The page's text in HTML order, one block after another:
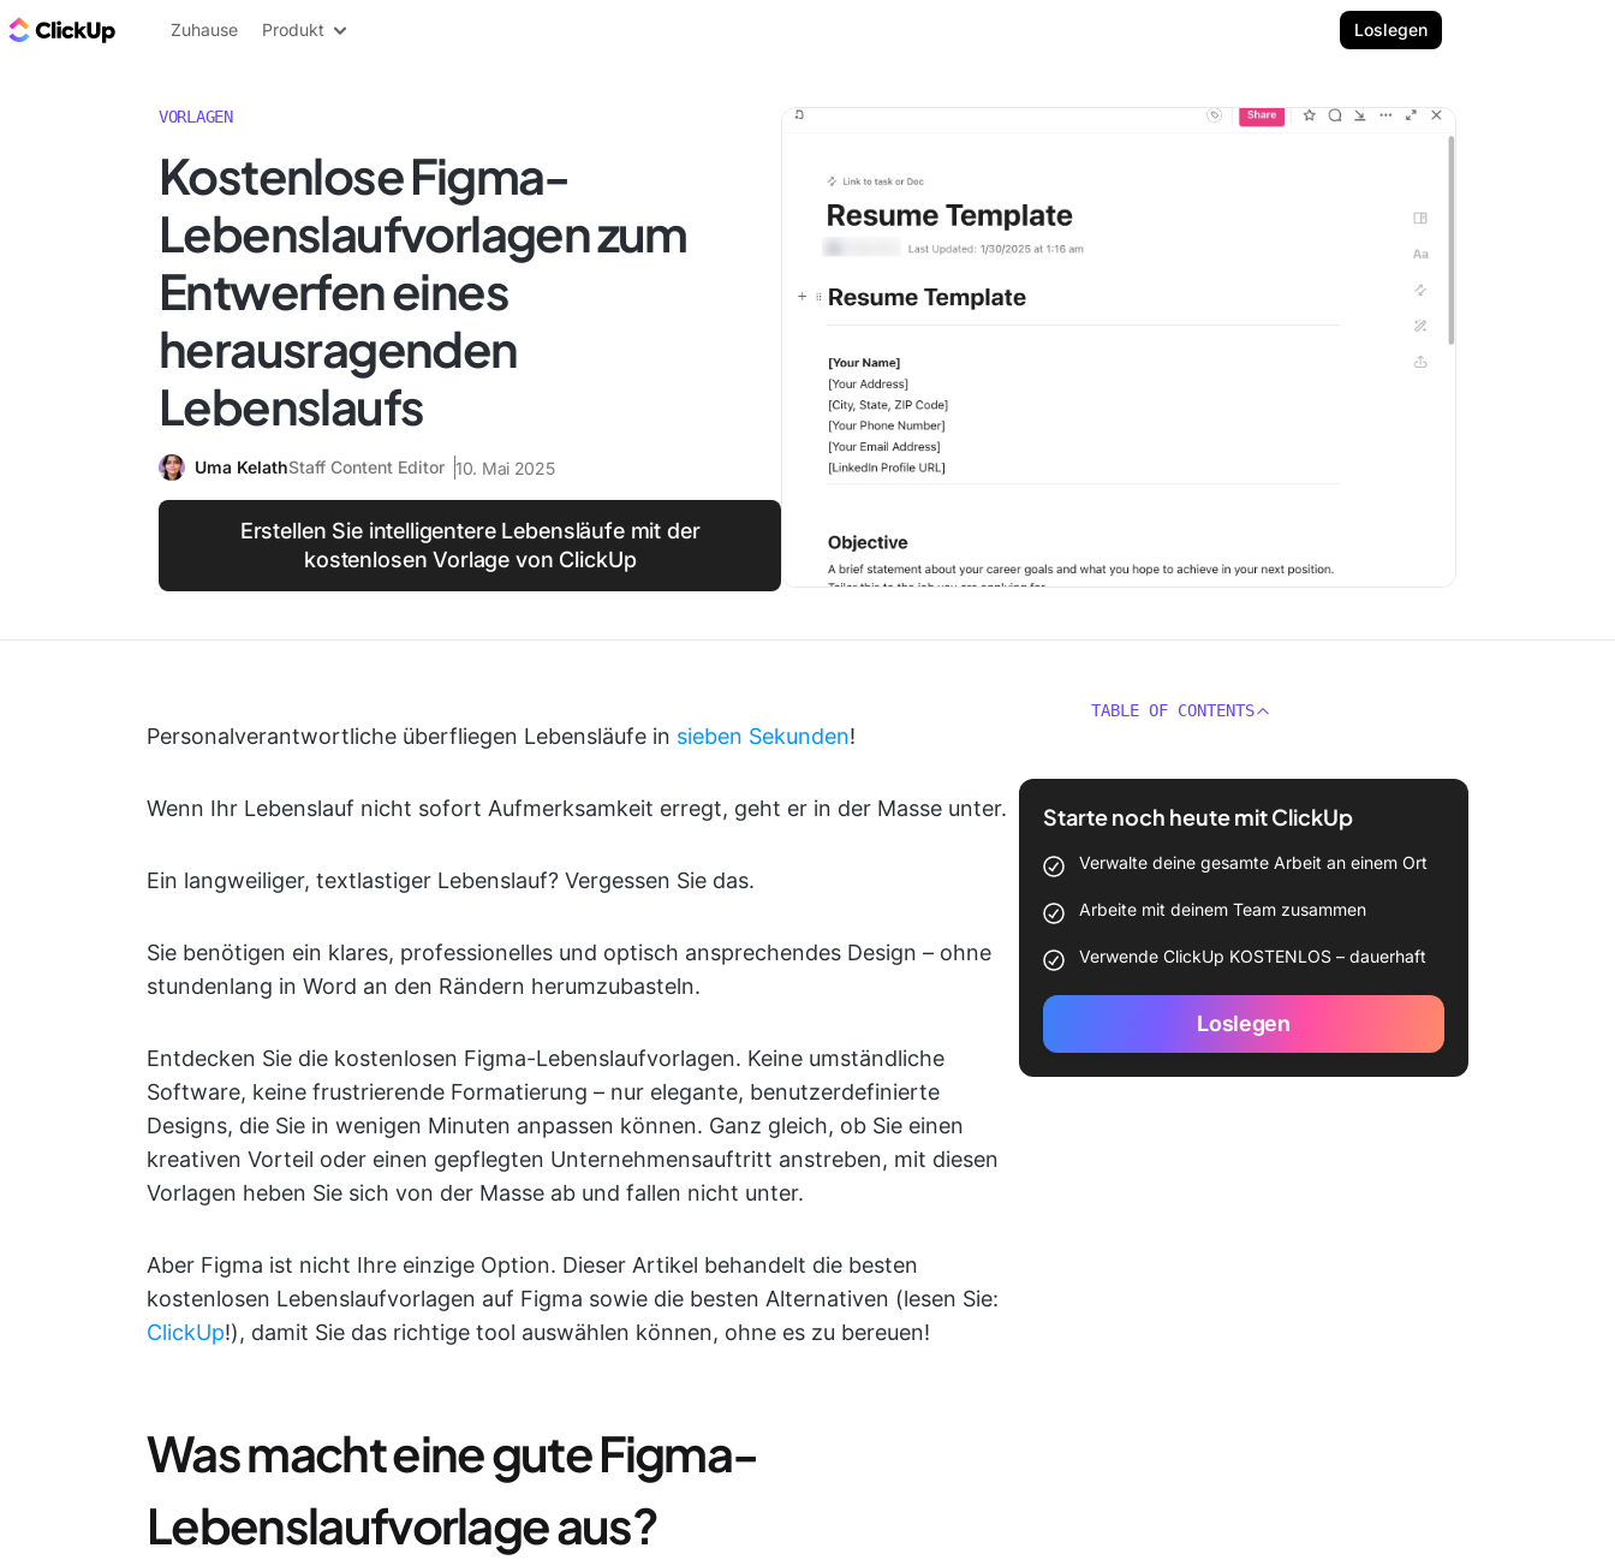
ClickUp Blog
Zuhause Produkt Loslegen
VORLAGEN
Kostenlose Figma-
Lebenslaufvorlagen zum
Entwerfen eines
herausragenden
Lebenslaufs
Uma KelathStaff Content Editor 10. Mai 2025
Erstellen Sie intelligentere Lebensläufe mit der
kostenlosen Vorlage von ClickUp
Personalverantwortliche überfliegen Lebensläufe in sieben Sekunden!
Wenn Ihr Lebenslauf nicht sofort Aufmerksamkeit erregt, geht er in der Masse unter.
Ein langweiliger, textlastiger Lebenslauf? Vergessen Sie das.
Sie benötigen ein klares, professionelles und optisch ansprechendes Design – ohne
stundenlang in Word an den Rändern herumzubasteln.
Entdecken Sie die kostenlosen Figma-Lebenslaufvorlagen. Keine umständliche
Software, keine frustrierende Formatierung – nur elegante, benutzerdefinierte
Designs, die Sie in wenigen Minuten anpassen können. Ganz gleich, ob Sie einen
kreativen Vorteil oder einen gepflegten Unternehmensauftritt anstreben, mit diesen
Vorlagen heben Sie sich von der Masse ab und fallen nicht unter.
Aber Figma ist nicht Ihre einzige Option. Dieser Artikel behandelt die besten
kostenlosen Lebenslaufvorlagen auf Figma sowie die besten Alternativen (lesen Sie:
ClickUp!), damit Sie das richtige tool auswählen können, ohne es zu bereuen!
Was macht eine gute Figma-
Lebenslaufvorlage aus?
TABLE OF CONTENTS
Starte noch heute mit ClickUp
Verwalte deine gesamte Arbeit an einem Ort
Arbeite mit deinem Team zusammen
Verwende ClickUp KOSTENLOS – dauerhaft
Loslegen